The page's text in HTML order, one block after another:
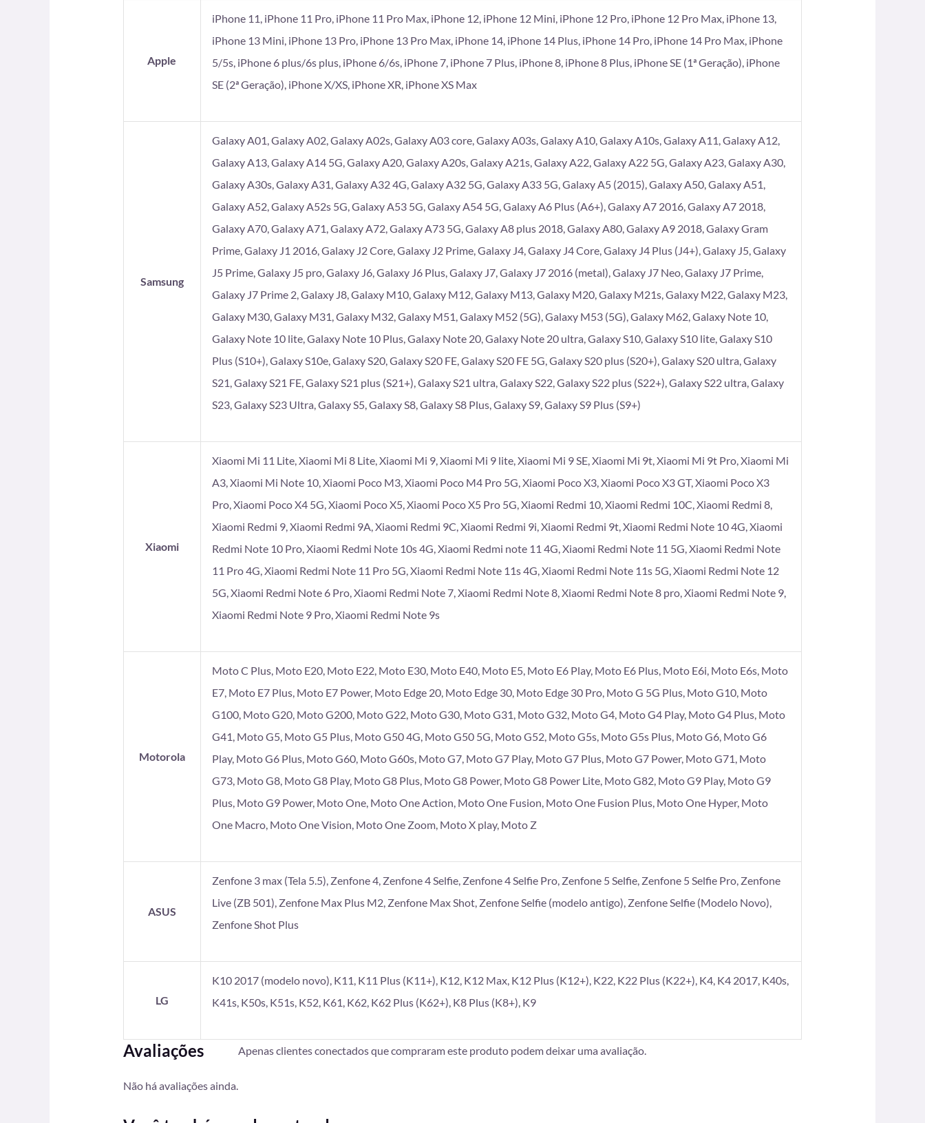
Apple
iPhone 11, iPhone 11 Pro, iPhone 11 Pro Max, iPhone 12, iPhone 12 Mini, iPhone 12 Pro, iPhone 12 Pro Max, iPhone 13,
iPhone 13 Mini, iPhone 13 Pro, iPhone 13 Pro Max, iPhone 14, iPhone 14 Plus, iPhone 14 Pro, iPhone 14 Pro Max, iPhone
5/5s, iPhone 6 plus/6s plus, iPhone 6/6s, iPhone 7, iPhone 7 Plus, iPhone 8, iPhone 8 Plus, iPhone SE (1ª Geração), iPhone
SE (2ª Geração), iPhone X/XS, iPhone XR, iPhone XS Max
Samsung
Galaxy A01, Galaxy A02, Galaxy A02s, Galaxy A03 core, Galaxy A03s, Galaxy A10, Galaxy A10s, Galaxy A11, Galaxy A12,
Galaxy A13, Galaxy A14 5G, Galaxy A20, Galaxy A20s, Galaxy A21s, Galaxy A22, Galaxy A22 5G, Galaxy A23, Galaxy A30,
Galaxy A30s, Galaxy A31, Galaxy A32 4G, Galaxy A32 5G, Galaxy A33 5G, Galaxy A5 (2015), Galaxy A50, Galaxy A51,
Galaxy A52, Galaxy A52s 5G, Galaxy A53 5G, Galaxy A54 5G, Galaxy A6 Plus (A6+), Galaxy A7 2016, Galaxy A7 2018,
Galaxy A70, Galaxy A71, Galaxy A72, Galaxy A73 5G, Galaxy A8 plus 2018, Galaxy A80, Galaxy A9 2018, Galaxy Gram
Prime, Galaxy J1 2016, Galaxy J2 Core, Galaxy J2 Prime, Galaxy J4, Galaxy J4 Core, Galaxy J4 Plus (J4+), Galaxy J5, Galaxy
J5 Prime, Galaxy J5 pro, Galaxy J6, Galaxy J6 Plus, Galaxy J7, Galaxy J7 2016 (metal), Galaxy J7 Neo, Galaxy J7 Prime,
Galaxy J7 Prime 2, Galaxy J8, Galaxy M10, Galaxy M12, Galaxy M13, Galaxy M20, Galaxy M21s, Galaxy M22, Galaxy M23,
Galaxy M30, Galaxy M31, Galaxy M32, Galaxy M51, Galaxy M52 (5G), Galaxy M53 (5G), Galaxy M62, Galaxy Note 10,
Galaxy Note 10 lite, Galaxy Note 10 Plus, Galaxy Note 20, Galaxy Note 20 ultra, Galaxy S10, Galaxy S10 lite, Galaxy S10
Plus (S10+), Galaxy S10e, Galaxy S20, Galaxy S20 FE, Galaxy S20 FE 5G, Galaxy S20 plus (S20+), Galaxy S20 ultra, Galaxy
S21, Galaxy S21 FE, Galaxy S21 plus (S21+), Galaxy S21 ultra, Galaxy S22, Galaxy S22 plus (S22+), Galaxy S22 ultra, Galaxy
S23, Galaxy S23 Ultra, Galaxy S5, Galaxy S8, Galaxy S8 Plus, Galaxy S9, Galaxy S9 Plus (S9+)
Xiaomi
Xiaomi Mi 11 Lite, Xiaomi Mi 8 Lite, Xiaomi Mi 9, Xiaomi Mi 9 lite, Xiaomi Mi 9 SE, Xiaomi Mi 9t, Xiaomi Mi 9t Pro, Xiaomi Mi
A3, Xiaomi Mi Note 10, Xiaomi Poco M3, Xiaomi Poco M4 Pro 5G, Xiaomi Poco X3, Xiaomi Poco X3 GT, Xiaomi Poco X3
Pro, Xiaomi Poco X4 5G, Xiaomi Poco X5, Xiaomi Poco X5 Pro 5G, Xiaomi Redmi 10, Xiaomi Redmi 10C, Xiaomi Redmi 8,
Xiaomi Redmi 9, Xiaomi Redmi 9A, Xiaomi Redmi 9C, Xiaomi Redmi 9i, Xiaomi Redmi 9t, Xiaomi Redmi Note 10 4G, Xiaomi
Redmi Note 10 Pro, Xiaomi Redmi Note 10s 4G, Xiaomi Redmi note 11 4G, Xiaomi Redmi Note 11 5G, Xiaomi Redmi Note
11 Pro 4G, Xiaomi Redmi Note 11 Pro 5G, Xiaomi Redmi Note 11s 4G, Xiaomi Redmi Note 11s 5G, Xiaomi Redmi Note 12
5G, Xiaomi Redmi Note 6 Pro, Xiaomi Redmi Note 7, Xiaomi Redmi Note 8, Xiaomi Redmi Note 8 pro, Xiaomi Redmi Note 9,
Xiaomi Redmi Note 9 Pro, Xiaomi Redmi Note 9s
Motorola
Moto C Plus, Moto E20, Moto E22, Moto E30, Moto E40, Moto E5, Moto E6 Play, Moto E6 Plus, Moto E6i, Moto E6s, Moto
E7, Moto E7 Plus, Moto E7 Power, Moto Edge 20, Moto Edge 30, Moto Edge 30 Pro, Moto G 5G Plus, Moto G10, Moto
G100, Moto G20, Moto G200, Moto G22, Moto G30, Moto G31, Moto G32, Moto G4, Moto G4 Play, Moto G4 Plus, Moto
G41, Moto G5, Moto G5 Plus, Moto G50 4G, Moto G50 5G, Moto G52, Moto G5s, Moto G5s Plus, Moto G6, Moto G6
Play, Moto G6 Plus, Moto G60, Moto G60s, Moto G7, Moto G7 Play, Moto G7 Plus, Moto G7 Power, Moto G71, Moto
G73, Moto G8, Moto G8 Play, Moto G8 Plus, Moto G8 Power, Moto G8 Power Lite, Moto G82, Moto G9 Play, Moto G9
Plus, Moto G9 Power, Moto One, Moto One Action, Moto One Fusion, Moto One Fusion Plus, Moto One Hyper, Moto
One Macro, Moto One Vision, Moto One Zoom, Moto X play, Moto Z
ASUS
Zenfone 3 max (Tela 5.5), Zenfone 4, Zenfone 4 Selfie, Zenfone 4 Selfie Pro, Zenfone 5 Selfie, Zenfone 5 Selfie Pro, Zenfone
Live (ZB 501), Zenfone Max Plus M2, Zenfone Max Shot, Zenfone Selfie (modelo antigo), Zenfone Selfie (Modelo Novo),
Zenfone Shot Plus
LG
K10 2017 (modelo novo), K11, K11 Plus (K11+), K12, K12 Max, K12 Plus (K12+), K22, K22 Plus (K22+), K4, K4 2017, K40s,
K41s, K50s, K51s, K52, K61, K62, K62 Plus (K62+), K8 Plus (K8+), K9
Avaliações
Não há avaliações ainda.
Apenas clientes conectados que compraram este produto podem deixar uma avaliação.